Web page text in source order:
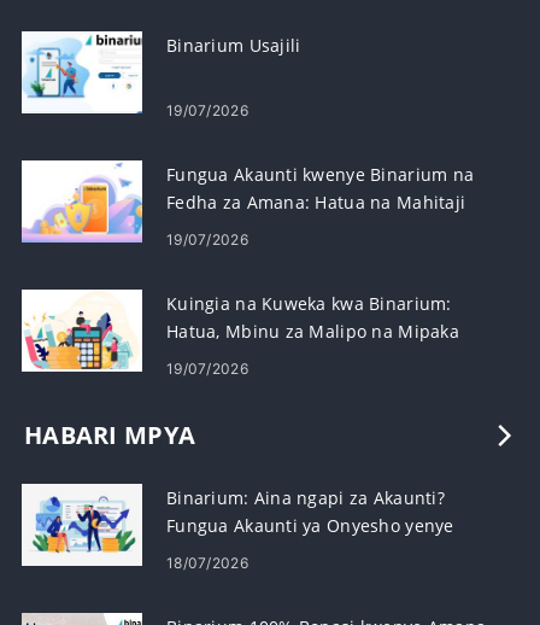
Binarium Usajili
19/07/2026
Fungua Akaunti kwenye Binarium na
Fedha za Amana: Hatua na Mahitaji
19/07/2026
Kuingia na Kuweka kwa Binarium:
Hatua, Mbinu za Malipo na Mipaka
19/07/2026
HABARI MPYA
Binarium: Aina ngapi za Akaunti?
Fungua Akaunti ya Onyesho yenye
$10,000
18/07/2026